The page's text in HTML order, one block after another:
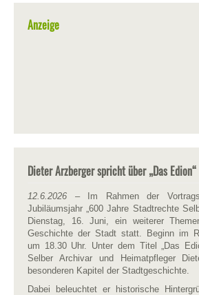
Anzeige
Dieter Arzberger spricht über „Das Edion“
12.6.2026 – Im Rahmen der
Jubiläumsjahr „600 Jahre Stadtrechte
Dienstag, 16. Juni, ein weiterer
Geschichte der Stadt statt. Beginn im
um 18.30 Uhr. Unter dem Titel „Das
Selber Archivar und Heimatpfleger
besonderen Kapitel der Stadtgeschichte.
Dabei beleuchtet er historische